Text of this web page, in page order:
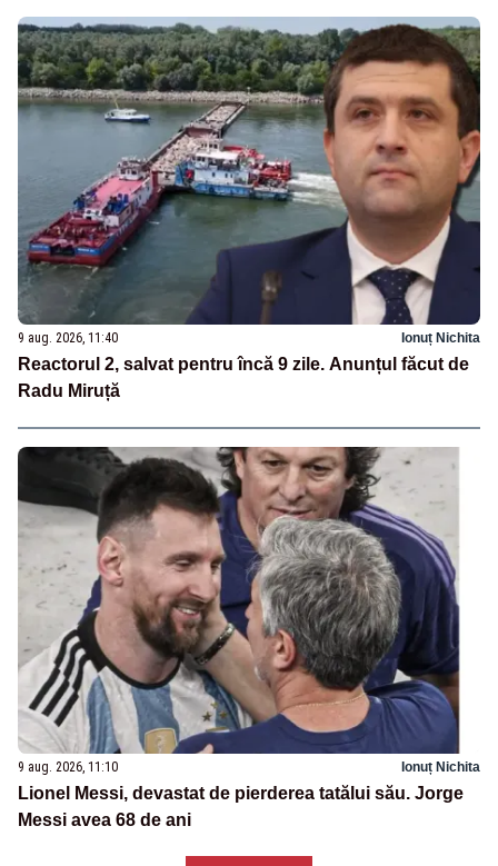
9 aug. 2026, 11:40 Ionuț Nichita
Reactorul 2, salvat pentru încă 9 zile. Anunțul făcut de
Radu Miruță
9 aug. 2026, 11:10 Ionuț Nichita
Lionel Messi, devastat de pierderea tatălui său. Jorge
Messi avea 68 de ani